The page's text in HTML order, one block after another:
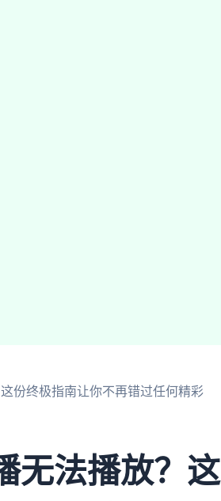
份终极指南让你不再错过任何精彩
无法播放？这